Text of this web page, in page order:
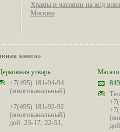
Храмы и часовни на ж/д
Москвы
книга»
утварь
+7(495) 181-94-94
(многоканальный)
+7(495) 181-92-92
(многоканальный)
доб. 23-17, 22-51,